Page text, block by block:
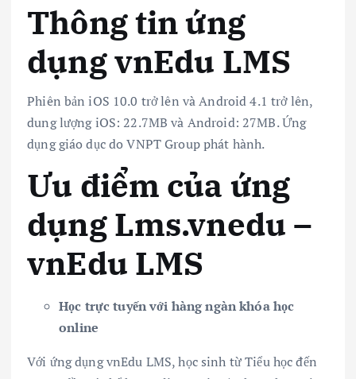
Thông tin ứng
dụng vnEdu LMS
Phiên bản iOS 10.0 trở lên và Android 4.1 trở lên,
dung lượng iOS: 22.7MB và Android: 27MB. Ứng
dụng giáo dục do VNPT Group phát hành.
Ưu điểm của ứng
dụng Lms.vnedu –
vnEdu LMS
Học trực tuyến với hàng ngàn khóa học
online
Với ứng dụng vnEdu LMS, học sinh từ Tiểu học đến